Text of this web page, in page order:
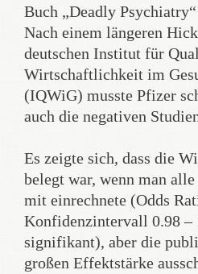
Buch „Deadly
Nach einem längeren
deutschen Institut für
Wirtschaftlichkeit im
(IQWiG) musste Pfizer
auch die negativen
Es zeigte sich, dass die
belegt war, wenn man
mit einrechnete (Odds
Konfidenzintervall 0.98 –
signifikant), aber die
großen Effektstärke